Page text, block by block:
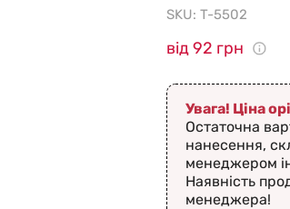
SKU: T-5502
від 92 грн
Увага! Ціна
Остаточна
нанесення,
менеджером
Наявність
менеджера!